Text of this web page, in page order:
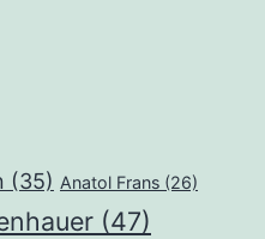
(35) Anatol Frans (26)
(47)